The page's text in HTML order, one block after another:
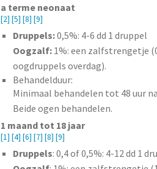
a terme neonaat
[2] [5] [8] [9]
Druppels:0,5%: 4-6 dd 1 druppel
Oogzalf:1%: een zalfstrengetje
oogdruppels overdag).
Behandelduur:
Minimaal behandelen tot 48 uur
Beide ogen behandelen.
1 maand tot 18 jaar
[1] [4] [6] [7] [8] [9]
Druppels: 0,4 of 0,5%: 4-12 dd 1